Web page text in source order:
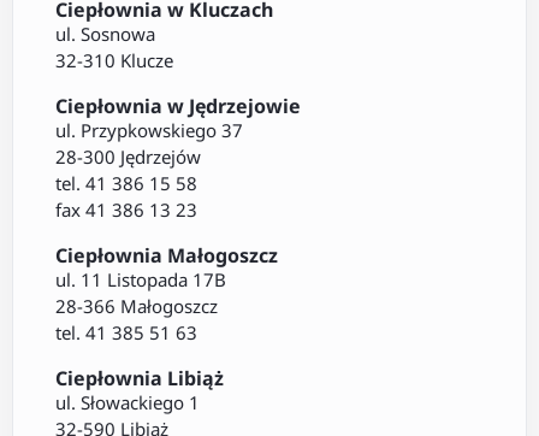
Ciepłownia w Kluczach
ul. Sosnowa
32-310 Klucze
Ciepłownia w Jędrzejowie
ul. Przypkowskiego 37
28-300 Jędrzejów
tel. 41 386 15 58
fax 41 386 13 23
Ciepłownia Małogoszcz
ul. 11 Listopada 17B
28-366 Małogoszcz
tel. 41 385 51 63
Ciepłownia Libiąż
ul. Słowackiego 1
32-590 Libiąż